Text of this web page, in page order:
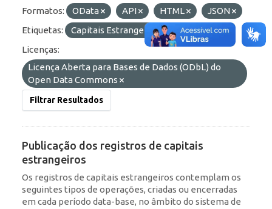
Formatos: OData API HTML
JSON
Etiquetas:
Capitais Estrangeiros
RDE
Licenças:
Licença Aberta para Bases de Dados (ODbL) do
Open Data Commons
Filtrar Resultados
Publicação dos registros de capitais
estrangeiros
Os registros de capitais estrangeiros contemplam os
seguintes tipos de operações, criadas ou encerradas
em cada período data-base, no âmbito do sistema de